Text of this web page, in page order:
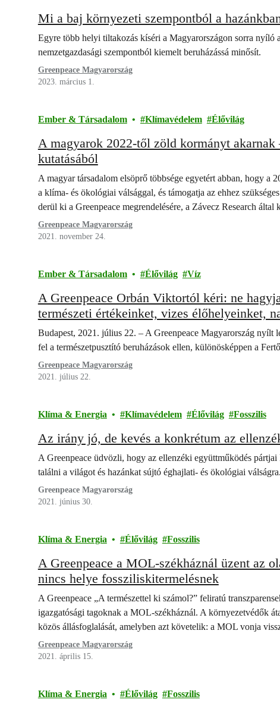
Mi a baj környezeti szempontból a
Egyre több helyi tiltakozás kíséri a Magyarországon sorra nyíló
nemzetgazdasági szempontból kiemelt beruházássá minősít.
Greenpeace Magyarország
2023. március 1.
Ember & Társadalom Klímavédelem Élővilág
A magyarok 2022-től zöld kormányt akarnak
kutatásából
A magyar társadalom elsöprő többsége egyetért abban, hogy
a klíma- és ökológiai válsággal, és támogatja az ehhez
derül ki a Greenpeace megrendelésére, a Závecz Research
Greenpeace Magyarország
2021. november 24.
Ember & Társadalom Élővilág Víz
A Greenpeace Orbán Viktortól kéri: ne
természeti értékeinket, vizes élőhelyeinket,
Budapest, 2021. július 22. – A Greenpeace Magyarország
fel a természetpusztító beruházások ellen, különösképpen a
Greenpeace Magyarország
2021. július 22.
Klíma & Energia Klímavédelem Élővilág Fosszilis
Az irány jó, de kevés a konkrétum az
A Greenpeace üdvözli, hogy az ellenzéki együttműködés
találni a világot és hazánkat sújtó éghajlati- és ökológiai
Greenpeace Magyarország
2021. június 30.
Klíma & Energia Élővilág Fosszilis
A Greenpeace a MOL-székháznál üzent az
nincs helye fossziliskitermelésnek
A Greenpeace „A természettel ki számol?” feliratú
igazgatósági tagoknak a MOL-székháznál. A környezetvédők
közös állásfoglalását, amelyben azt követelik: a MOL vonja
Greenpeace Magyarország
2021. április 15.
Klíma & Energia Élővilág Fosszilis